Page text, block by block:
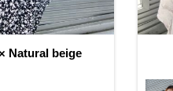
Natural beige